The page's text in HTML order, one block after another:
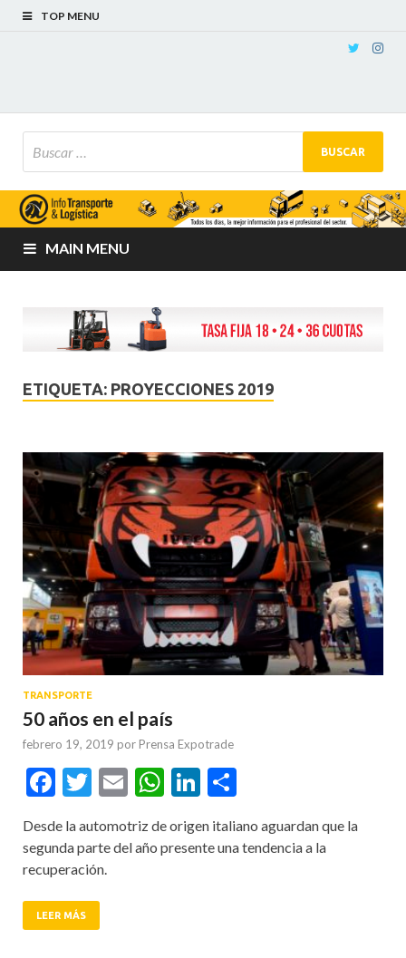
TOP MENU
MAIN MENU
ETIQUETA: PROYECCIONES 2019
TRANSPORTE
50 años en el país
febrero 19, 2019 por Prensa Expotrade
Facebook
Twitter
EmailWhatsApp
LinkedIn
Desde la automotriz de origen italiano aguardan que la
segunda parte del año presente una tendencia a la
recuperación.
LEER MÁS